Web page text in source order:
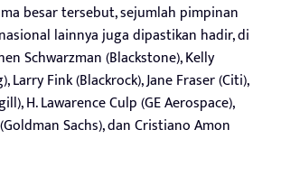
besar tersebut, sejumlah pimpinan
lainnya juga dipastikan hadir, di
Schwarzman (Blackstone), Kelly
Larry Fink (Blackrock), Jane Fraser (Citi),
H. Lawarence Culp (GE Aerospace),
Sachs), dan Cristiano Amon